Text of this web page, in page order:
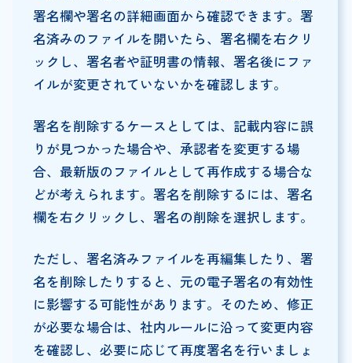
署名欄や署名の詳細画面から確認できます。署
名済みのファイルを開いたら、署名欄を右クリ
ックし、署名者や証明書の情報、署名後にファ
イルが変更されていないかを確認します。
署名を削除するケースとしては、記載内容に誤
りが見つかった場合や、承認者を変更する場
合、最新版のファイルとして再作成する場合な
どが考えられます。署名を削除するには、署名
欄を右クリックし、署名の削除を選択します。
ただし、署名済みファイルを再編集したり、署
名を削除したりすると、元の電子署名の有効性
に影響する可能性があります。そのため、修正
が必要な場合は、社内ルールに沿って変更内容
を確認し、必要に応じて再度署名を行いましょ